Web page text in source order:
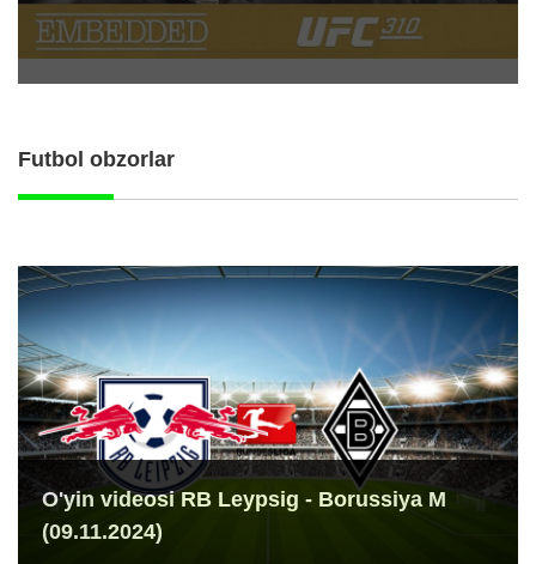
Futbol obzorlar
O'yin videosi RB Leypsig - Borussiya M
(09.11.2024)